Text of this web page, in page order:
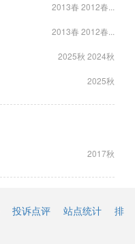
2013春 2012春...
2013春 2012春...
2025秋 2024秋
2025秋
2017秋
投诉点评 站点统计
排